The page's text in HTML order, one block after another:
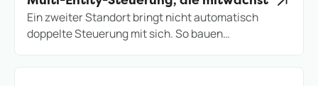
Ein zweiter Standort bringt nicht automatisch
doppelte Steuerung mit sich. So bauen
die Wachstum trägt, statt es an Excel-Grenzen